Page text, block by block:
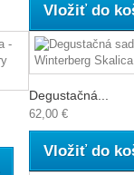
Vložiť do
Degustačná...
62,00 €
Vložiť do